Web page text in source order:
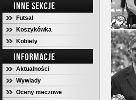
INNE SEKCJE
Futsal
Koszykówka
Kobiety
INFORMACJE
Aktualności
Wywiady
Oceny meczowe